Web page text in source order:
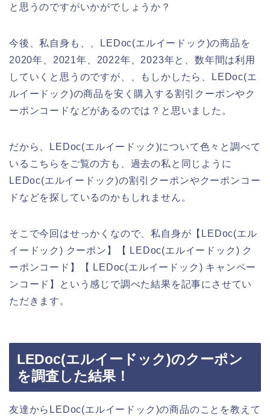
と思うのですがいかがでしょうか？
今後、私自身も、、LEDoc(エルイードック)の商品を
2020年、2021年、2022年、2023年と、数年間は利用
していくと思うのですが、、もしかしたら、LEDoc(エ
ルイードック)の商品を安く購入する割引クーポンやク
ーポンコードなどがあるのでは？と思いました。
だから、LEDoc(エルイードック)について色々と調べて
いるこちらをご覧の方も、過去の私と同じように
LEDoc(エルイードック)の割引クーポンやクーポンコー
ドなどを探しているのかもしれません。
そこで今回はせっかくなので、私自身が【LEDoc(エル
イードック) クーポン】【 LEDoc(エルイードック) ク
ーポンコード】【 LEDoc(エルイードック) キャンペー
ンコード】という感じで調べた結果を記事にさせてい
ただきます。
LEDoc(エルイードック)のクーポン
を調査した結果！
友達からLEDoc(エルイードック)の商品のことを教えて